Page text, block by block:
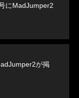
にMadJumper2
が掲